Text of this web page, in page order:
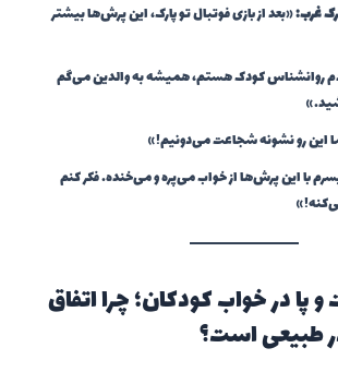
غرب:«بعد از بازی فوتبال تو پارک، این پرش‌ها بیشتر
روانشناس کودک هستم، همیشه به والدین می‌گم
این رو نشونه شجاعت می‌دونیم!»
با این پرش‌ها از خواب می‌پره و می‌خنده. فکر کنم
در خواب کودکان؛ چرا اتفاق
طبیعی است؟